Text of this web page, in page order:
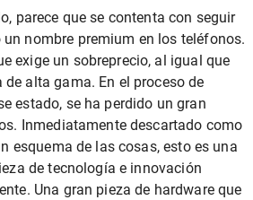
parece que se contenta con seguir
nombre premium en los teléfonos.
exige un sobreprecio, al igual que
alta gama. En el proceso de
estado, se ha perdido un gran
Inmediatamente descartado como
esquema de las cosas, esto es una
de tecnología e innovación
Una gran pieza de hardware que